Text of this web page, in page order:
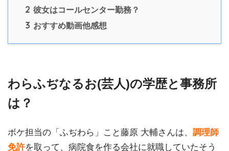
2 彼女はコールセンター勤務？
3 おすすめ動画他感想
わらふぢなるお(芸人)の学歴と事務所
は？
ボケ担当の「ふぢわら」こと藤原 大輔さんは、 調理師
免許を取って、病院食を作る会社に就職していたそう